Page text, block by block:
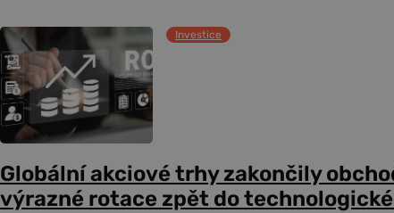
Investice
Globální akciové trhy zakončily
výrazné rotace zpět do